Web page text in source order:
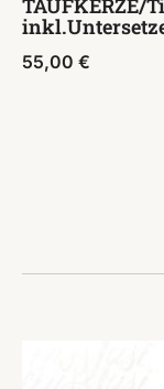
TAUFKERZE/
55,00 €